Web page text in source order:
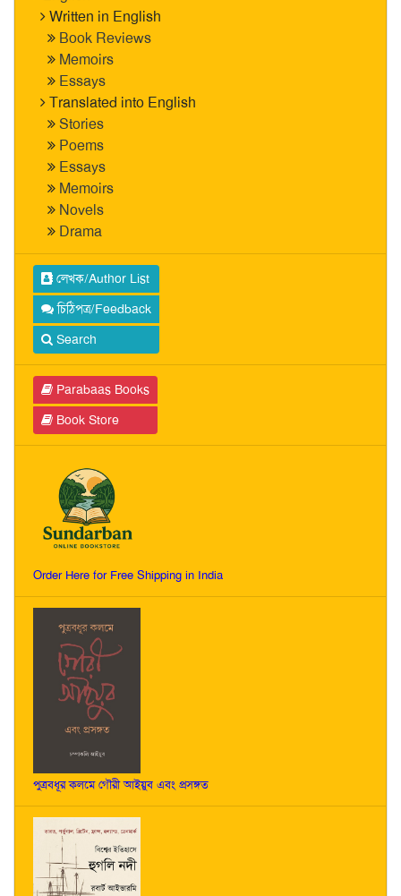
Written in English
Book Reviews
Memoirs
Essays
Translated into English
Stories
Poems
Essays
Memoirs
Novels
Drama
লেখক/Author List
চিঠিপত্র/Feedback
Search
Parabaas Books
Book Store
Order Here for Free Shipping in India
পুত্রবধূর কলমে গৌরী আইয়ুব এবং প্রসঙ্গত